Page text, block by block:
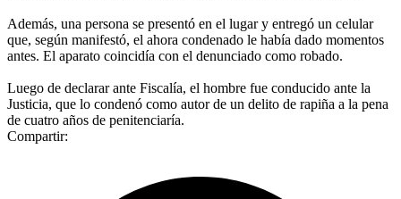
Además, una persona se presentó en el lugar y entregó un celular
que, según manifestó, el ahora condenado le había dado momentos
antes. El aparato coincidía con el denunciado como robado.
Luego de declarar ante Fiscalía, el hombre fue conducido ante la
Justicia, que lo condenó como autor de un delito de rapiña a la pena
de cuatro años de penitenciaría.
Compartir: